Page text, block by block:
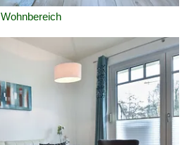
Wohnbereich